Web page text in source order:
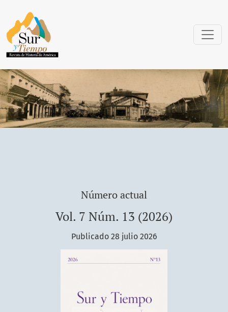
Número actual
Vol. 7 Núm. 13 (2026)
Publicado 28 julio 2026